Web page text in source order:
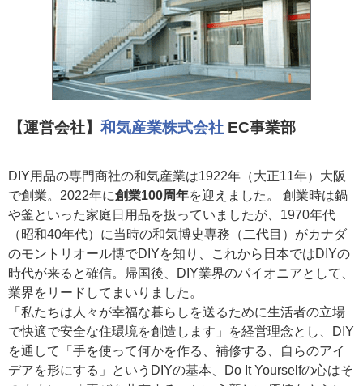
【運営会社】 和気産業株式会社 EC事業部
DIY用品の専門商社の和気産業は1922年（大正11年）大阪
で創業。2022年に創業100周年を迎えました。 創業時は鍋
や釜といった家庭日用品を扱っていましたが、1970年代
（昭和40年代）に当時の和気博史専務（二代目）がカナダ
のモントリオール博でDIYを知り、これから日本ではDIYの
時代が来ると確信。帰国後、DIY業界のパイオニアとして、
業界をリードしてまいりました。
「私たちは人々が幸福な暮らしを送るために生活者の立場
で快適で安全な住環境を創造します」を経営理念とし、DIY
を通して「手を使って何かを作る、補修する、自らのアイ
デアを形にする」というDIYの基本、Do It Yourselfの心はそ